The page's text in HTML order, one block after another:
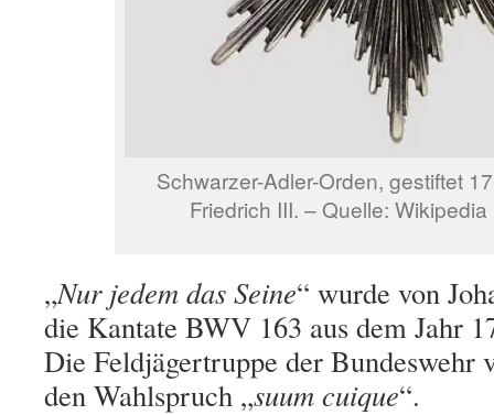
Schwarzer-Adler-Orden, gestiftet
Friedrich III. – Quelle:
„Nur jedem das Seine“ wurde von
die Kantate BWV 163 aus dem Jahr
Die Feldjägertruppe der Bundeswehr
den Wahlspruch „suum cuique“.